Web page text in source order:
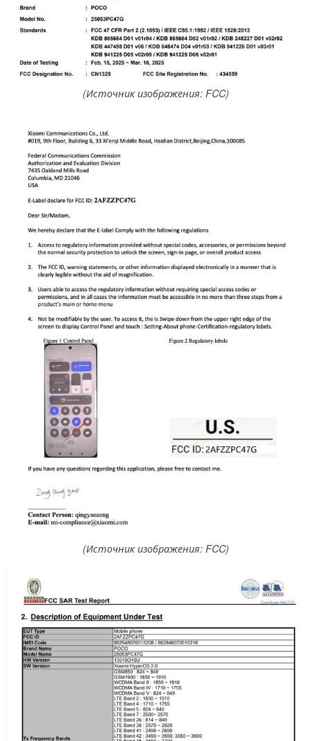
(Источник изображения: FCC)
(Источник изображения: FCC)